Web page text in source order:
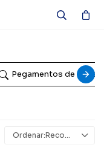
Pegamentos de
Recomendados